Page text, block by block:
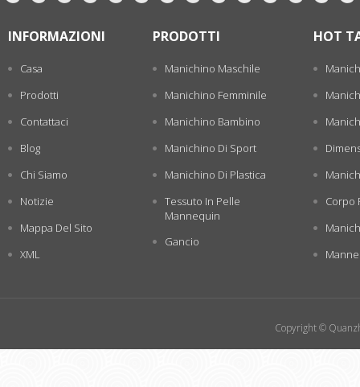
INFORMAZIONI
Casa
Prodotti
Contattaci
Blog
Chi Siamo
Notizie
Mappa Del Sito
XML
PRODOTTI
Manichino Maschile
Manichino Femminile
Manichino Bambino
Manichino Di Sport
Manichino Di Plastica
Tessuto In Pelle
Mannequin
Gancio
HOT
Corpo
Copyright ©